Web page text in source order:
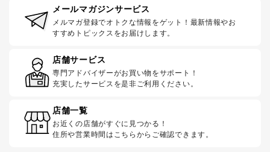
メールマガジンサービス
メルマガ登録でオトクな情報をゲット！最新情報やお
すすめトピックスをお届けします。
店舗サービス
専門アドバイザーがお買い物をサポート！
充実したサービスを是非ご利用ください。
店舗一覧
お近くの店舗がすぐに見つかる！
住所や営業時間はこちらからご確認できます。